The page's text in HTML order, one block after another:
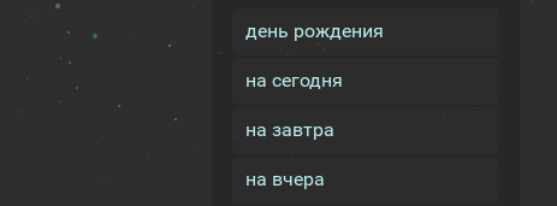
день рождения
на сегодня
на завтра
на вчера